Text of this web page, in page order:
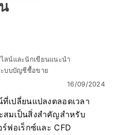
ลน์และนักเขียนแนะนำ
ะบบบัญชีซื้อขาย
16/09/2024
เปลี่ยนแปลงตลอดเวลา
สมเป็นสิ่งสำคัญสำหรับ
ฟอเร็กซ์และ CFD